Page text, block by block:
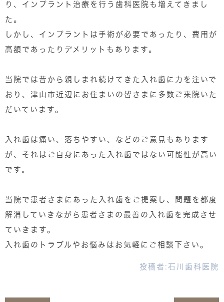
り、インプラント治療を行う歯科医院も増えてきまし
た。
しかし、インプラントは手術が必要であったり、費用が
高額であったりデメリットもあります。
当院では昔から親しまれ続けてきた入れ歯に力を注いで
おり、津山市近辺にお住まいの皆さまに多数ご来院いた
だいています。
入れ歯は痛い、落ちやすい、などのご意見もあります
が、それはご自身にあった入れ歯ではない可能性が高い
です。
当院で患者さまにあった入れ歯をご提案し、問題を都度
解消していきながら患者さまの最善の入れ歯を完成させ
ていきます。
入れ歯のトラブルやお悩みはお気軽にご相談下さい。
投稿者: 石川歯科医院